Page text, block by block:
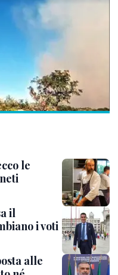
le
il
i voti
alle